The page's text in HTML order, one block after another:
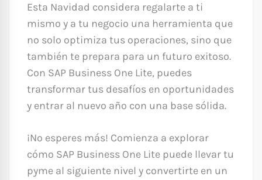
Esta Navidad considera regalarte a ti
mismo y a tu negocio una herramienta que
no solo optimiza tus operaciones, sino que
también te prepara para un futuro exitoso.
Con SAP Business One Lite, puedes
transformar tus desafíos en oportunidades
y entrar al nuevo año con una base sólida.
¡No esperes más! Comienza a explorar
cómo SAP Business One Lite puede llevar tu
pyme al siguiente nivel y convertirte en un